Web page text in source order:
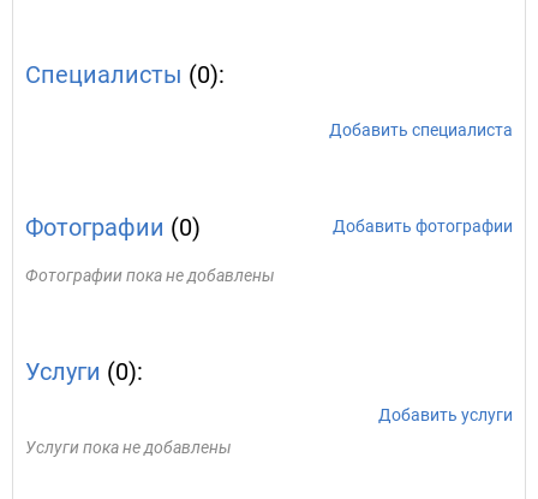
Специалисты (0):
Добавить специалиста
Фотографии (0) Добавить фотографии
Фотографии пока не добавлены
Услуги (0):
Добавить услуги
Услуги пока не добавлены